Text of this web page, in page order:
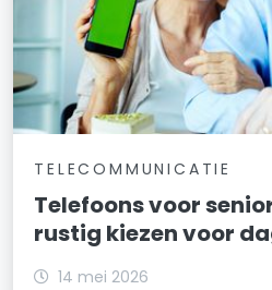
TELECOMMUNICATIE
Telefoons voor
rustig kiezen voor
14 mei 2026